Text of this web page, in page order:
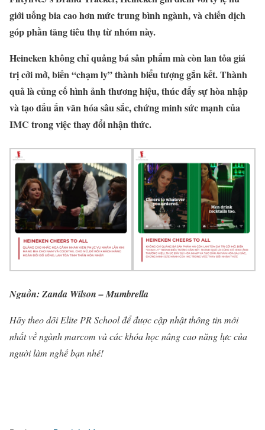
giới uống bia cao hơn mức trung bình ngành, và chiến dịch
góp phần tăng tiêu thụ từ nhóm này.
Heineken không chỉ quảng bá sản phẩm mà còn lan tỏa giá
trị cởi mở, biến “chạm ly” thành biểu tượng gắn kết. Thành
quả là củng cố hình ảnh thương hiệu, thúc đẩy sự hòa nhập
và tạo dấu ấn văn hóa sâu sắc, chứng minh sức mạnh của
IMC trong việc thay đổi nhận thức.
Nguồn: Zanda Wilson – Mumbrella
Hãy theo dõi Elite PR School để được cập nhật thông tin mới
nhất về ngành marcom và các khóa học nâng cao năng lực của
người làm nghề bạn nhé!